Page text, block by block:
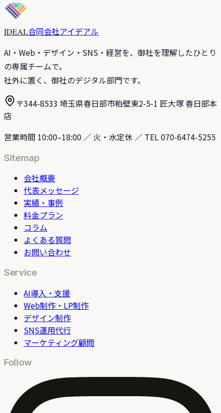
IDEAL合同会社アイデアル
AI・Web・デザイン・SNS・経営を、御社を理解したひとり
の専属チームで。
社外に置く、御社のデジタル部門です。
〒344-8533 埼玉県春日部市粕壁東2-5-1 匠大塚 春日部本
店
営業時間 10:00–18:00 ／ 火・水定休 ／ TEL 070-6474-5255
Sitemap
会社概要
代表メッセージ
実績・事例
料金プラン
コラム
よくある質問
お問い合わせ
Service
AI導入・支援
Web制作・LP制作
デザイン制作
SNS運用代行
マーケティング顧問
Follow